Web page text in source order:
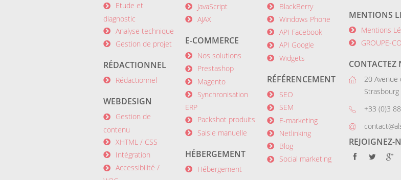
Etude et
diagnostic
Analyse technique
Gestion de projet
RÉDACTIONNEL
Rédactionnel
WEBDESIGN
Gestion de
contenu
XHTML / CSS
Intégration
Accessibilité /
JavaScript
AJAX
E-COMMERCE
Nos solutions
Prestashop
Magento
Synchronisation
ERP
Packshot produits
Saisie manuelle
HÉBERGEMENT
Hébergement
BlackBerry
Windows Phone
API Facebook
API Google
Widgets
RÉFÉRENCEMENT
SEO
SEM
E-marketing
Netlinking
Blog
Social marketing
MENTIONS
Mentions
GROUPE-
CONTACTEZ
20
Strasbourg
+33 (0)3
REJOIGNEZ-